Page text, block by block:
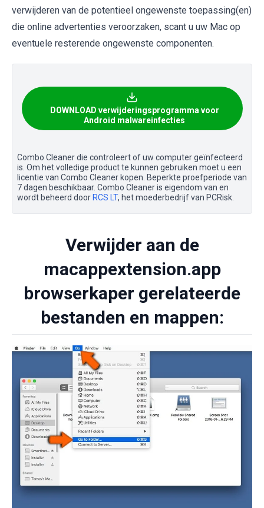
verwijderen van de potentieel ongewenste toepassing(en)
die online advertenties veroorzaken, scant u uw Mac op
eventuele resterende ongewenste componenten.
DOWNLOAD verwijderingsprogramma voor
Android malwareinfecties
Combo Cleaner die controleert of uw computer geïnfecteerd
is. Om het volledige product te kunnen gebruiken moet u een
licentie van Combo Cleaner kopen. Beperkte proefperiode van
7 dagen beschikbaar. Combo Cleaner is eigendom van en
wordt beheerd door RCS LT, het moederbedrijf van PCRisk.
Verwijder aan de
macappextension.app
browserkaper gerelateerde
bestanden en mappen: